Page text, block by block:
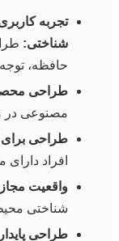
شناختی:
حافظه،
طراحی
مصنوعی در
طراحی
افراد
واقعیت
شناختی
طراحی